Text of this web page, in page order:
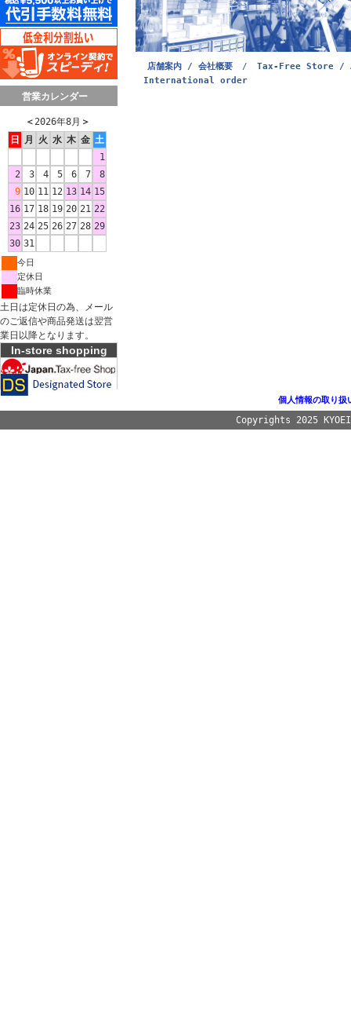
営業カレンダー
＜ 2026年8月 ＞
日
月 火 水 木 金 土
1
2
3 4 5 6 7
8
9 10 11 12 13 14 15
16 17 18 19 20 21 22
23 24 25 26 27 28 29
30 31
今日
定休日
臨時休業
土日は定休日の為、メール
のご返信や商品発送は翌営
業日以降となります。
In-store shopping
店舗案内 / 会社概要 /
Tax-Free Store /
International order
個人情報の取り扱
Copyrights 2025